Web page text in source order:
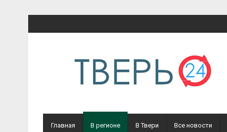
Главная В регионе В Твери Все новости